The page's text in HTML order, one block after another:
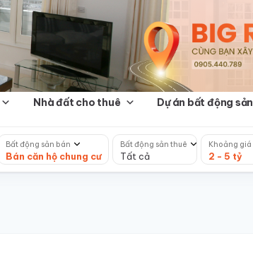
Nhà đất cho thuê Dự án bất động sản
Bất động sản bán
Bán căn hộ chung cư
Bất động sản thuê
Tất cả
Khoảng giá
2 - 5 tỷ